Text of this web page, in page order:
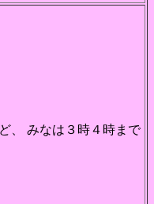
、 みなは３時４時まで